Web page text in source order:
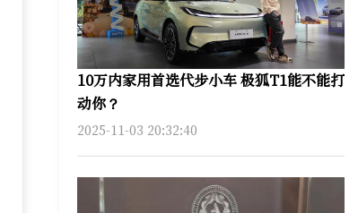
10万内家用首选代步小车 极狐T1能不能打
动你？
2025-11-03 20:32:40